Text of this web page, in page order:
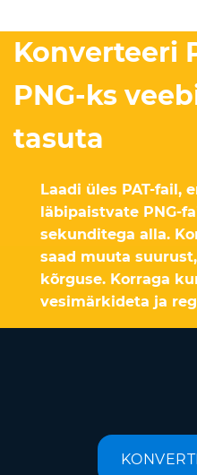
Konverteeri
PNG-ks
tasuta
Laadi üles PAT-fail,
läbipaistvate PNG-
sekunditega alla.
saad muuta
kõrguse. Korraga
vesimärkideta ja